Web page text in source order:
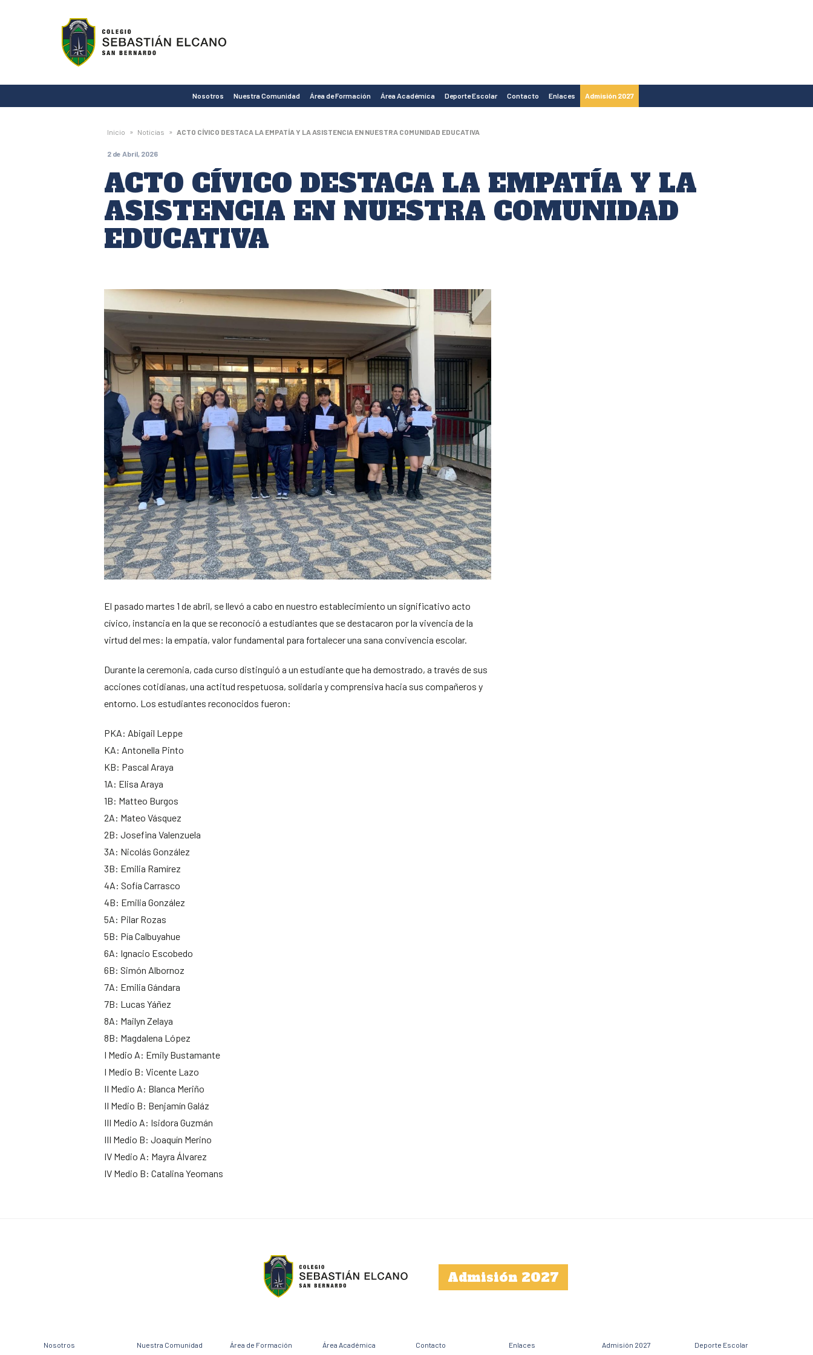
Colegio
Sebastián
Elcano
de
San
Bernardo
Nosotros Nuestra Comunidad Área de Formación Área Académica Deporte Escolar Contacto Enlaces Admisión 2027
Inicio » Noticias » ACTO CÍVICO DESTACA LA EMPATÍA Y LA ASISTENCIA EN NUESTRA COMUNIDAD EDUCATIVA
2 de Abril, 2026
ACTO CÍVICO DESTACA LA EMPATÍA Y LA
ASISTENCIA EN NUESTRA COMUNIDAD
EDUCATIVA
El pasado martes 1 de abril, se llevó a cabo en nuestro establecimiento un significativo acto
cívico, instancia en la que se reconoció a estudiantes que se destacaron por la vivencia de la
virtud del mes: la empatía, valor fundamental para fortalecer una sana convivencia escolar.
Durante la ceremonia, cada curso distinguió a un estudiante que ha demostrado, a través de sus
acciones cotidianas, una actitud respetuosa, solidaria y comprensiva hacia sus compañeros y
entorno. Los estudiantes reconocidos fueron:
PKA: Abigail Leppe
KA: Antonella Pinto
KB: Pascal Araya
1A: Elisa Araya
1B: Matteo Burgos
2A: Mateo Vásquez
2B: Josefina Valenzuela
3A: Nicolás González
3B: Emilia Ramírez
4A: Sofía Carrasco
4B: Emilia González
5A: Pilar Rozas
5B: Pía Calbuyahue
6A: Ignacio Escobedo
6B: Simón Albornoz
7A: Emilia Gándara
7B: Lucas Yáñez
8A: Mailyn Zelaya
8B: Magdalena López
I Medio A: Emily Bustamante
I Medio B: Vicente Lazo
II Medio A: Blanca Meriño
II Medio B: Benjamín Galáz
III Medio A: Isidora Guzmán
III Medio B: Joaquín Merino
IV Medio A: Mayra Álvarez
IV Medio B: Catalina Yeomans
Admisión 2027
Nosotros Nuestra Comunidad Área de Formación Área Académica Contacto Enlaces Admisión 2027 Deporte Escolar